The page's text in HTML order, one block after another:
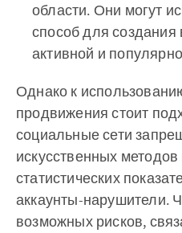
области. Они могут
способ для создания
активной и
Однако к
продвижения стоит
социальные сети
искусственных
статистических
аккаунты-нарушители.
возможных рисков,